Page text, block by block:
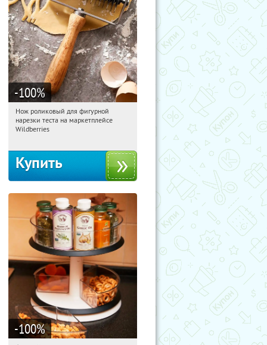
-100%
15:05:03 Получили:
Россия
Нож роликовый для фигурной
нарезки теста на маркетплейсе
Wildberries
Купить
-100%